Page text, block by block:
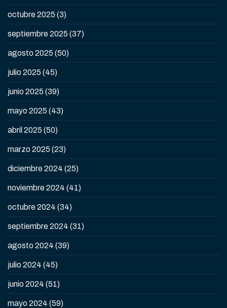
octubre 2025 (3)
septiembre 2025 (37)
agosto 2025 (50)
julio 2025 (45)
junio 2025 (39)
mayo 2025 (43)
abril 2025 (50)
marzo 2025 (23)
diciembre 2024 (25)
noviembre 2024 (41)
octubre 2024 (34)
septiembre 2024 (31)
agosto 2024 (39)
julio 2024 (45)
junio 2024 (51)
mayo 2024 (59)